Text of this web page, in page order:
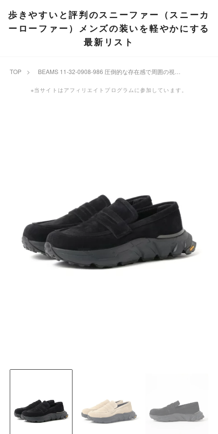
歩きやすいと評判のスニーファー（スニーカ
ーローファー）メンズの装いを軽やかにする
最新リスト
TOP >
※当サイトはアフィリエイトプログラムに参加しています。